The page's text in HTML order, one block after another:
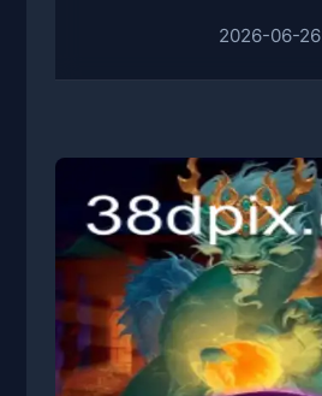
2026-06-26